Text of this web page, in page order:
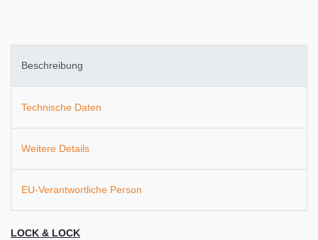
Beschreibung
Technische Daten
Weitere Details
EU-Verantwortliche Person
LOCK & LOCK